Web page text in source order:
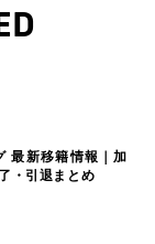
最新移籍情報｜加
・引退まとめ